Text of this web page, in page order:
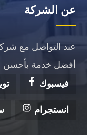
عن الشركة
عند التواصل مع
أفضل خدمة بأحسن
فيسبوك
انستجرام